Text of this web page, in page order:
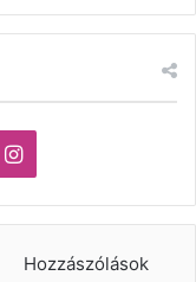
Instagram
Hozzászólások